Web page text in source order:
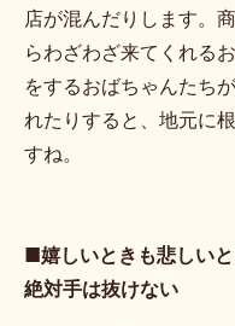
店が混んだりします。
らわざわざ来てくれる
をするおばちゃんたち
れたりすると、地元に
すね。
■嬉しいときも悲しい
絶対手は抜けない